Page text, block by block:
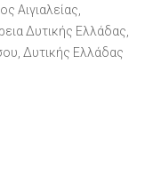
Αιγιαλείας,
Δυτικής Ελλάδας,
Δυτικής Ελλάδας